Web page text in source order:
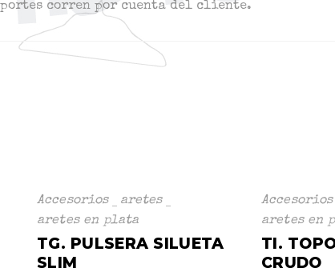
corren por cuenta del cliente.
Accesorios
aretes
aretes en plata
TG. PULSERA SILUETA
SLIM
Accesorios
aretes en
TI.
CRUDO